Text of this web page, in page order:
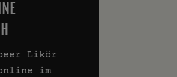
Likör
im